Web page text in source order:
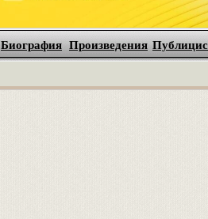
Биография Произведения